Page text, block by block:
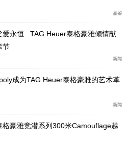
品鉴
爱永恒 TAG Heuer泰格豪雅倾情献
节
新闻
成为TAG Heuer泰格豪雅的艺术革
新闻
格豪雅竞潜系列300米Camouflage越